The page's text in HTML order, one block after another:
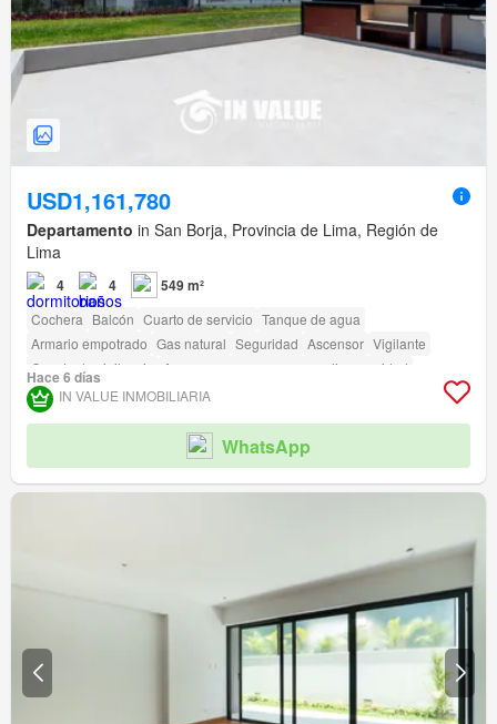
USD1,161,780
Departamento in San Borja, Provincia de Lima, Región de
Lima
4 4 549 m²
Cochera Balcón Cuarto de servicio Tanque de agua
Armario empotrado Gas natural Seguridad Ascensor Vigilante
Caseta de vigilancia
Acceso para personas con discapacidad
Hace 6 días
IN VALUE INMOBILIARIA
WhatsApp